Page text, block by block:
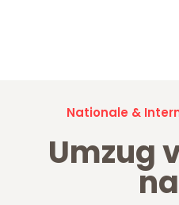
Nationale &
Umzug